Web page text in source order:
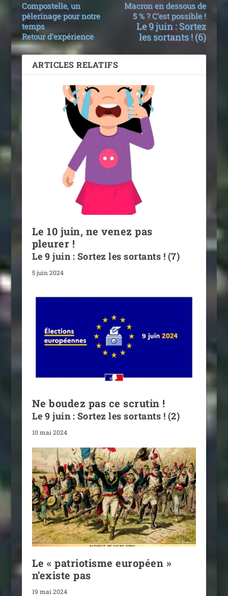
Compostelle, un
pèlerinage pour notre
temps
Retour d’expérience
Macron en dessous de
5 % ? C’est possible !
Le 9 juin : Sortez
les sortants ! (6)
ARTICLES RELATIFS
Le 10 juin, ne venez pas
pleurer !
Le 9 juin : Sortez les sortants ! (7)
5 juin 2024
Ne boudez pas ce scrutin !
Le 9 juin : Sortez les sortants ! (2)
10 mai 2024
Le « patriotisme européen »
n’existe pas
19 mai 2024